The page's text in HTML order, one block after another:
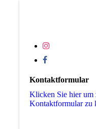
Kontaktformular
Klicken Sie hier um
Kon­takt­for­mu­lar zu